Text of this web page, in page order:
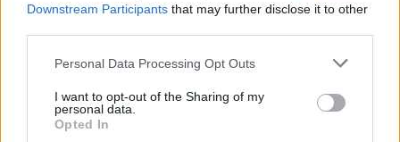
Downstream Participants that may further disclose it to other
Personal Data Processing Opt Outs
I want to opt-out of the Sharing of my
personal data.
Opted In
Info
Tietosuojalauseke
Mediatiedot
RSS-ohje
Yhteistyössä
Jocka
Päivän Lehti